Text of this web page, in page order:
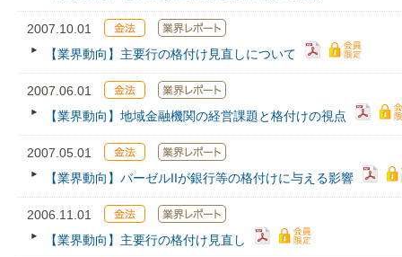
2007.10.01
【業界動向】主要行の格付け見直しについて
2007.06.01
【業界動向】地域金融機関の経営課題と格付けの視点
2007.05.01
【業界動向】バーゼルIIが銀行等の格付けに与える影響
2006.11.01
【業界動向】主要行の格付け見直し